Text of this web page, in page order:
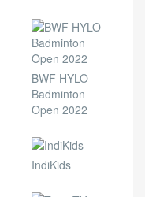
BWF HYLO
Badminton
Open 2022
IndiKids